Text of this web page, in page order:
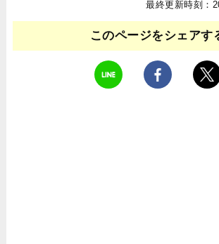
最終更新時刻：
このページをシェアす